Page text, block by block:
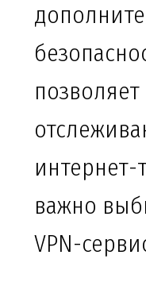
важно
VPN-